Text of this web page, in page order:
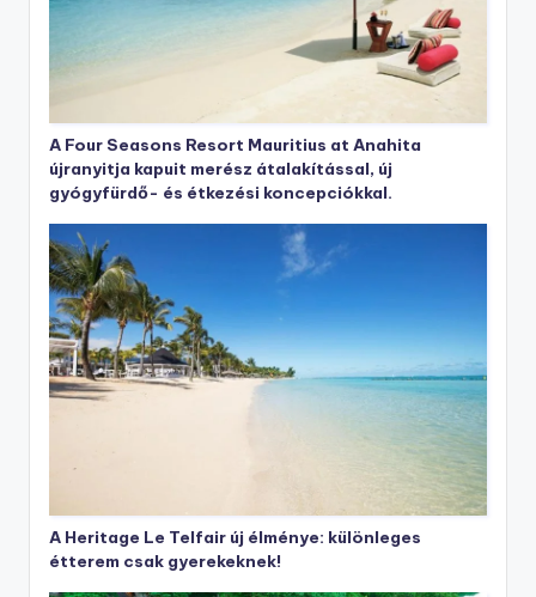
A Four Seasons Resort Mauritius at Anahita
újranyitja kapuit merész átalakítással, új
gyógyfürdő- és étkezési koncepciókkal.
A Heritage Le Telfair új élménye: különleges
étterem csak gyerekeknek!